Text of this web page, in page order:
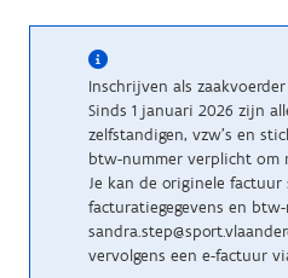
Inschrijven als
Sinds 1 januari 2026 zijn
zelfstandigen, vzw’s en
btw-nummer verplicht om
Je kan de originele factuur
facturatiegegevens en
vervolgens een e-factuur